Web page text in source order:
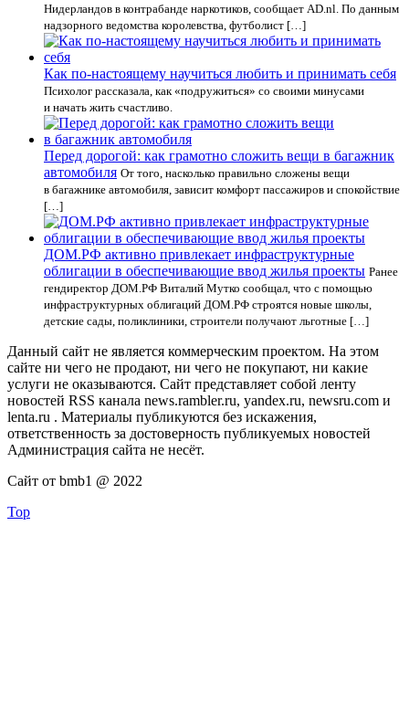
Нидерландов в контрабанде наркотиков, сообщает AD.nl. По данным
надзорного ведомства королевства, футболист […]
Как по-настоящему научиться любить и принимать себя
Психолог рассказала, как «подружиться» со своими минусами
и начать жить счастливо.
Перед дорогой: как грамотно сложить вещи в багажник
автомобиля От того, насколько правильно сложены вещи
в багажнике автомобиля, зависит комфорт пассажиров и спокойствие
[…]
ДОМ.РФ активно привлекает инфраструктурные
облигации в обеспечивающие ввод жилья проекты Ранее
гендиректор ДОМ.РФ Виталий Мутко сообщал, что с помощью
инфраструктурных облигаций ДОМ.РФ строятся новые школы,
детские сады, поликлиники, строители получают льготные […]
Данный сайт не является коммерческим проектом. На этом
сайте ни чего не продают, ни чего не покупают, ни какие
услуги не оказываются. Сайт представляет собой ленту
новостей RSS канала news.rambler.ru, yandex.ru, newsru.com и
lenta.ru . Материалы публикуются без искажения,
ответственность за достоверность публикуемых новостей
Администрация сайта не несёт.
Сайт от bmb1 @ 2022
Top